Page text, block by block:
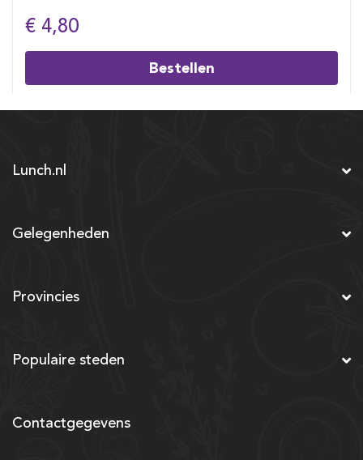
€ 4,80
Bestellen
Lunch.nl
Gelegenheden
Provincies
Populaire steden
Contactgegevens